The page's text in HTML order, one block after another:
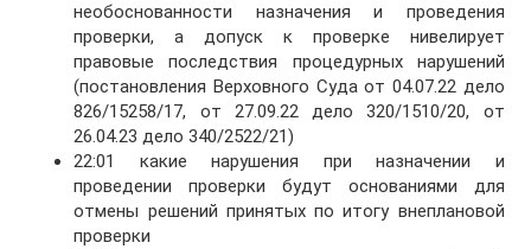
необоснованности назначения и проведения
проверки, а допуск к проверке нивелирует
правовые последствия процедурных нарушений
(постановления Верховного Суда от 04.07.22 дело
826/15258/17, от 27.09.22 дело 320/1510/20, от
26.04.23 дело 340/2522/21)
22:01 какие нарушения при назначении и
проведении проверки будут основаниями для
отмены решений принятых по итогу внеплановой
проверки